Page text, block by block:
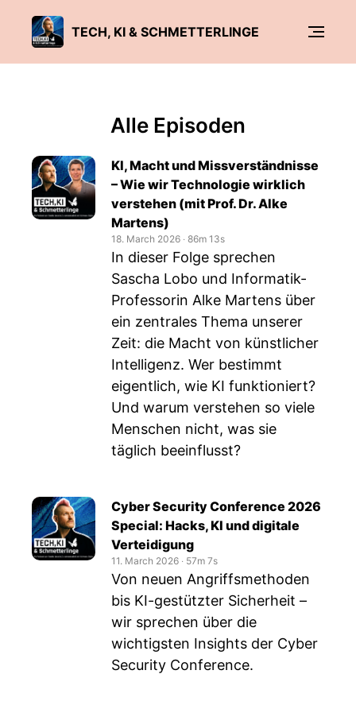
TECH, KI & SCHMETTERLINGE
Alle Episoden
KI, Macht und Missverständnisse
– Wie wir Technologie wirklich
verstehen (mit Prof. Dr. Alke
Martens)
18. March 2026 ‧ 86m 13s
In dieser Folge sprechen
Sascha Lobo und Informatik-
Professorin Alke Martens über
ein zentrales Thema unserer
Zeit: die Macht von künstlicher
Intelligenz. Wer bestimmt
eigentlich, wie KI funktioniert?
Und warum verstehen so viele
Menschen nicht, was sie
täglich beeinflusst?
Cyber Security Conference 2026
Special: Hacks, KI und digitale
Verteidigung
11. March 2026 ‧ 57m 7s
Von neuen Angriffsmethoden
bis KI-gestützter Sicherheit –
wir sprechen über die
wichtigsten Insights der Cyber
Security Conference.